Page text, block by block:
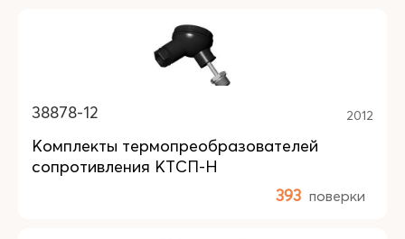
38878-12 2012
Комплекты термопреобразователей
сопротивления КТСП-Н
393 поверки